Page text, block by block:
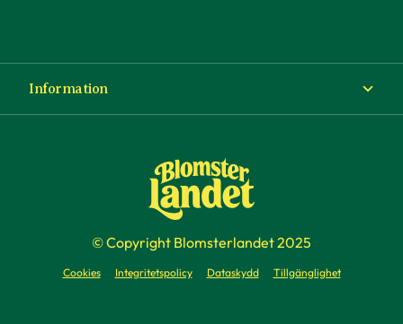
Information
Köp- och leveransvillkor
Företag
© Copyright Blomsterlandet 2025
Cookies Integritetspolicy Dataskydd Tillgänglighet